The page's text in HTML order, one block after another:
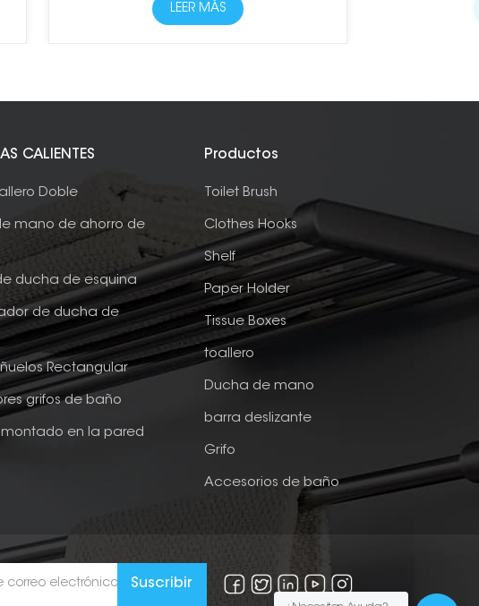
LEER MÁS
CALIENTES
Doble
mano de ahorro de
ducha de esquina
de ducha de
Rectangular
grifos de baño
montado en la pared
Productos
Toilet Brush
Clothes Hooks
Shelf
Paper Holder
Tissue Boxes
toallero
Ducha de mano
barra deslizante
Grifo
Accesorios de baño